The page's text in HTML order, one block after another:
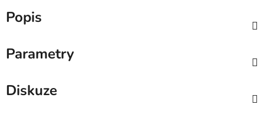
Popis
Parametry
Diskuze